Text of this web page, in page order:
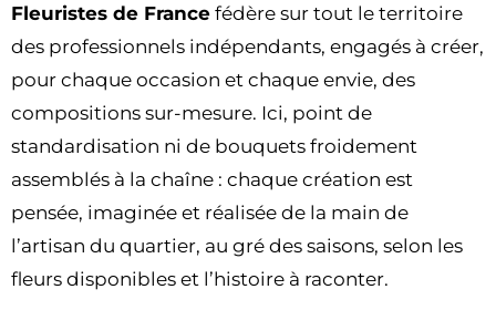
Fleuristes de France fédère sur tout le territoire
des professionnels indépendants, engagés à créer,
pour chaque occasion et chaque envie, des
compositions sur-mesure. Ici, point de
standardisation ni de bouquets froidement
assemblés à la chaîne : chaque création est
pensée, imaginée et réalisée de la main de
l’artisan du quartier, au gré des saisons, selon les
fleurs disponibles et l’histoire à raconter.